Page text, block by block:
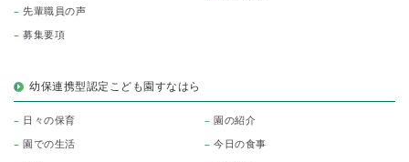
先輩職員の声
募集要項
幼保連携型認定こども園すなはら
日々の保育 園の紹介
園での生活 今日の食事